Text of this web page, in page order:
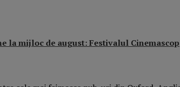
la mijloc de august: Festivalul Cinemascop